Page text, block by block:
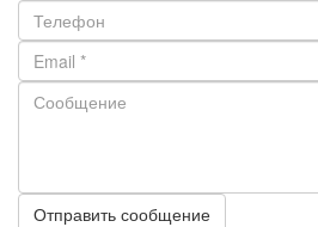
Отправить сообщение